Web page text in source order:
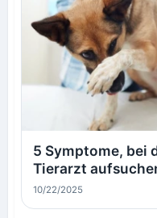
5 Symptome, bei
Tierarzt
10/22/2025